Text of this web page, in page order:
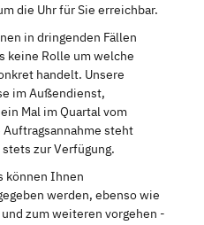
die Uhr für Sie erreichbar.
in dringenden Fällen
keine Rolle um welche
handelt. Unsere
im Außendienst,
Mal im Quartal vom
steht
zur Verfügung.
können Ihnen
werden, ebenso wie
zum weiteren vorgehen -